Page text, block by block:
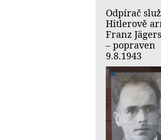
Odpírač
Hitlerově
Franz
– popraven
9.8.1943